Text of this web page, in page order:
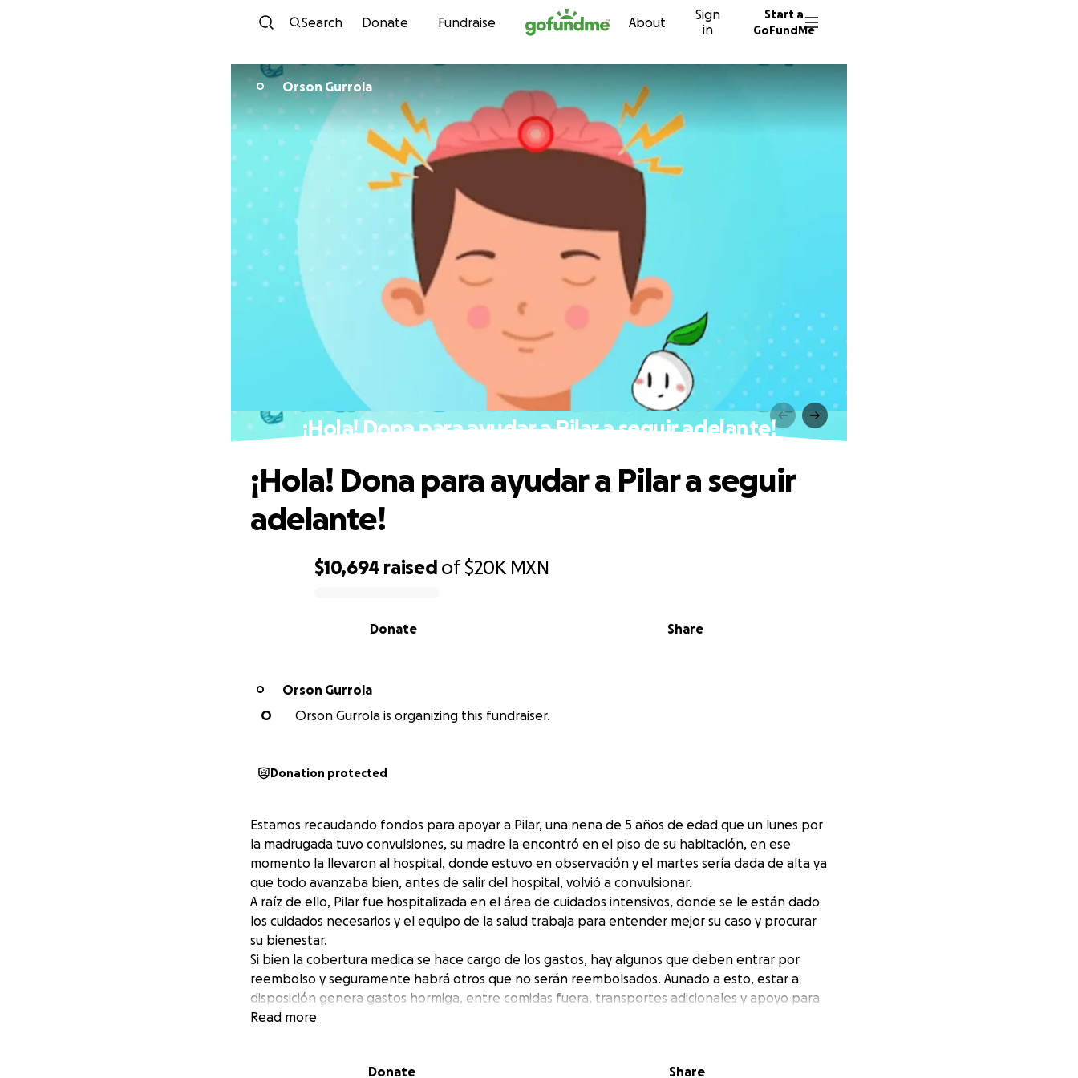
Skip to content
Search Donate Fundraise About
Sign
in
Start a
GoFundMe
O Orson Gurrola
¡Hola! Dona para ayudar a Pilar a seguir adelante!
$10,694 raised of$20K MXN
Share
Donate
¡Hola! Dona para ayudar a Pilar a seguir
adelante!
O
Orson Gurrola
O
Orson Gurrola is organizing this fundraiser.
Donation protected
Estamos recaudando fondos para apoyar a Pilar, una nena de 5 años de edad que un lunes por
la madrugada tuvo convulsiones, su madre la encontró en el piso de su habitación, en ese
momento la llevaron al hospital, donde estuvo en observación y el martes sería dada de alta ya
que todo avanzaba bien, antes de salir del hospital, volvió a convulsionar.
A raíz de ello, Pilar fue hospitalizada en el área de cuidados intensivos, donde se le están dado
los cuidados necesarios y el equipo de la salud trabaja para entender mejor su caso y procurar
su bienestar.
Si bien la cobertura medica se hace cargo de los gastos, hay algunos que deben entrar por
reembolso y seguramente habrá otros que no serán reembolsados. Aunado a esto, estar a
disposición genera gastos hormiga, entre comidas fuera, transportes adicionales y apoyo para
cuidado de la hermana de Pilar.
Hoy Pilar necesita de ti y de tu ayuda para poder solventar los procedimientos y gastos que
Read more
Donate Share